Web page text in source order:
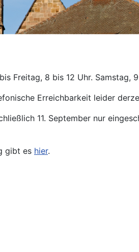
Freitag, 8 bis 12 Uhr. Samstag,
Erreichbarkeit leider
11. September nur
gibt es hier.